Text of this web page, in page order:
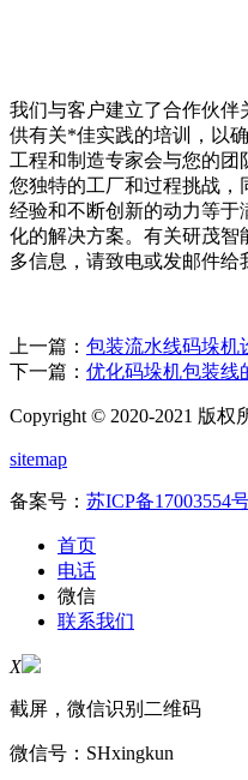
我们与客户建立了合作伙伴
供有关*佳实践的培训，以
工程和制造专家会与您的团
您独特的工厂和过程挑战
经验和不断创新的动力等
化的解决方案。有关研茂智
多信息，请致电或发邮件给
上一篇： 包装流水线码垛机
下一篇： 优化码垛机包装线
Copyright © 2020-2021 版权
sitemap
备案号： 苏ICP备17003554
首页
电话
微信
联系我们
X
截屏，微信识别二维码
微信号： SHxingkun